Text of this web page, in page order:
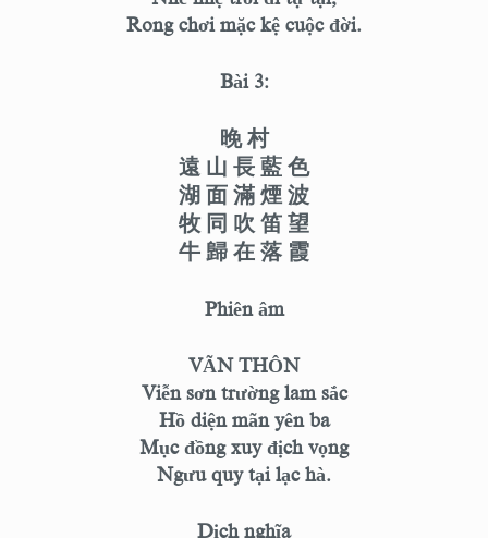
Rong chơi mặc kệ cuộc đời.
Bài 3:
晚 村
遠 山 長 藍 色
湖 面 滿 煙 波
牧 同 吹 笛 望
牛 歸 在 落 霞
Phiên âm
VÃN THÔN
Viễn sơn trường lam sắc
Hồ diện mãn yên ba
Mục đồng xuy địch vọng
Ngưu quy tại lạc hà.
Dịch nghĩa